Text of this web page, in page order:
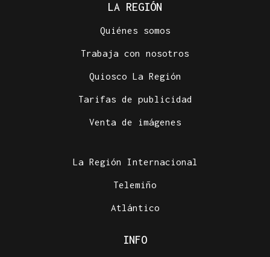
LA REGIÓN
Quiénes somos
Trabaja con nosotros
Quiosco La Región
Tarifas de publicidad
Venta de imágenes
La Región Internacional
Telemiño
Atlántico
INFO